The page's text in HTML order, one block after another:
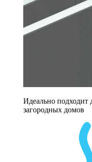
Идеально подходит
загородных домов